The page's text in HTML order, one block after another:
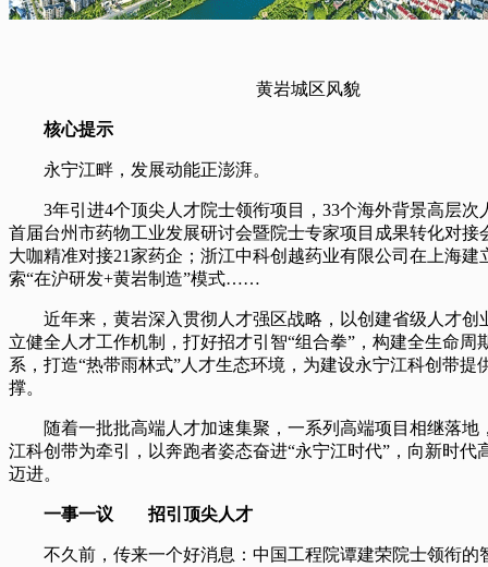
黄岩城区风貌
核心提示
永宁江畔，发展动能正澎湃。
3年引进4个顶尖人才院士领衔项目，33个海外背景高层次
首届台州市药物工业发展研讨会暨院士专家项目成果转化对接
大咖精准对接21家药企；浙江中科创越药业有限公司在上海建
索“在沪研发+黄岩制造”模式……
近年来，黄岩深入贯彻人才强区战略，以创建省级人才创
立健全人才工作机制，打好招才引智“组合拳”，构建全生命周
系，打造“热带雨林式”人才生态环境，为建设永宁江科创带提
撑。
随着一批批高端人才加速集聚，一系列高端项目相继落地
江科创带为牵引，以奔跑者姿态奋进“永宁江时代”，向新时代
迈进。
一事一议 招引顶尖人才
不久前，传来一个好消息：中国工程院谭建荣院士领衔的